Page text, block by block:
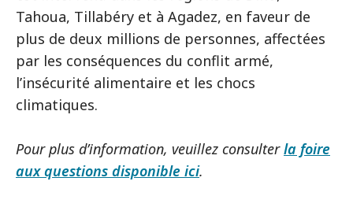
Tahoua, Tillabéry et à Agadez, en faveur de
plus de deux millions de personnes, affectées
par les conséquences du conflit armé,
l’insécurité alimentaire et les chocs
climatiques.
Pour plus d’information, veuillez consulterla foire
aux questions disponible ici.